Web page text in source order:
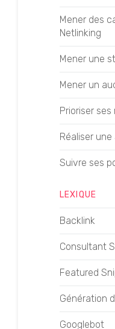
Mener des
Netlinking
Mener une
Mener un
Prioriser
Réaliser une
Suivre ses
LEXIQUE
Backlink
Consultant
Featured
Génération
Googlebot